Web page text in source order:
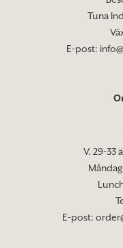
Tuna
E-post:
V. 29-33
E-post: